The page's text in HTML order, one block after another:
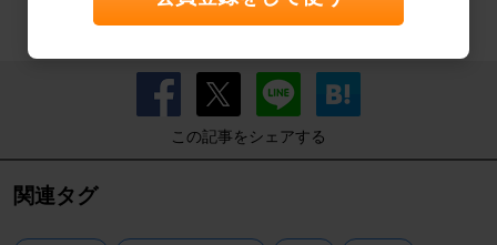
もっと見る
この記事をシェアする
関連タグ